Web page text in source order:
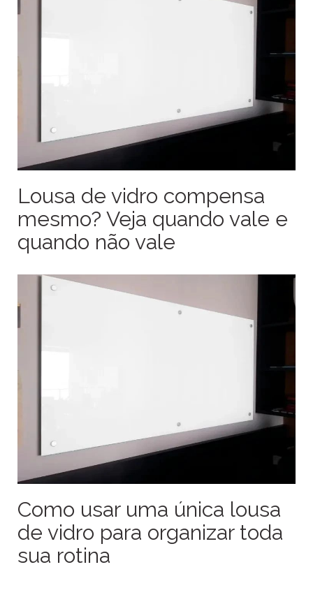
Lousa de vidro compensa
mesmo? Veja quando vale e
quando não vale
Como usar uma única lousa
de vidro para organizar toda
sua rotina